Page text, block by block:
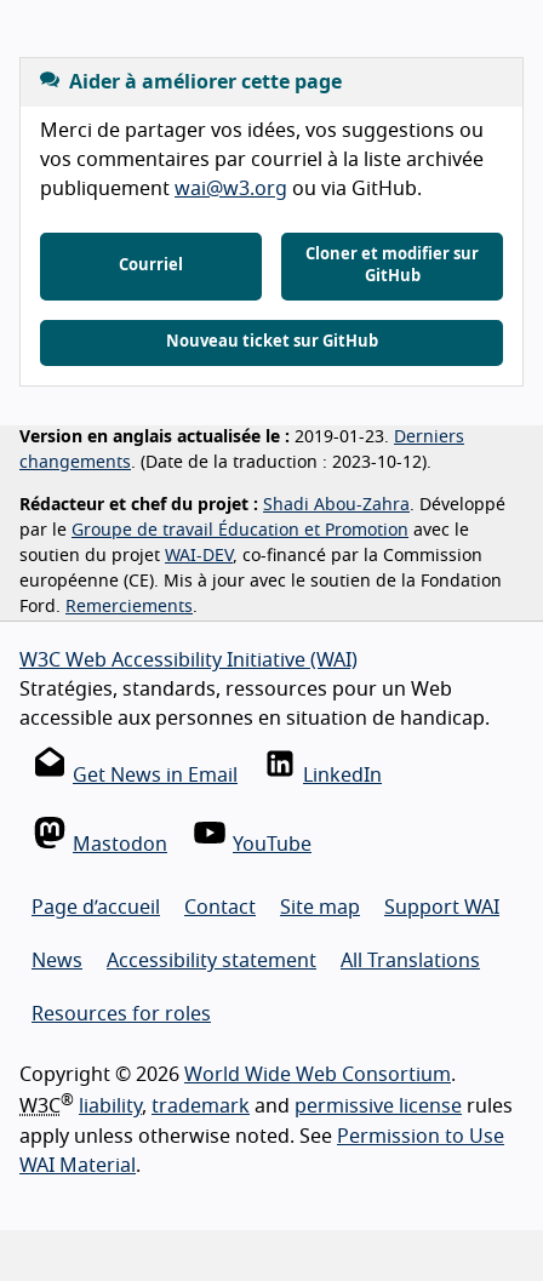
Aider à améliorer cette page
Merci de partager vos idées, vos suggestions ou
vos commentaires par courriel à la liste archivée
publiquement wai@w3.org ou via GitHub.
Courriel
Cloner et modifier sur
GitHub
Nouveau ticket sur GitHub
Version en anglais actualisée le : 2019-01-23. Derniers
changements. (Date de la traduction : 2023-10-12).
Rédacteur et chef du projet : Shadi Abou-Zahra. Développé
par le Groupe de travail Éducation et Promotion avec le
soutien du projet WAI-DEV, co-financé par la Commission
européenne (CE). Mis à jour avec le soutien de la Fondation
Ford. Remerciements.
W3C Web Accessibility Initiative (WAI)
Stratégies, standards, ressources pour un Web
accessible aux personnes en situation de handicap.
Get News in Email LinkedIn
Mastodon YouTube
Page d’accueil Contact Site map Support WAI
News Accessibility statement All Translations
Resources for roles
Copyright © 2026 World Wide Web Consortium.
W3C® liability, trademark and permissive license rules
apply unless otherwise noted. See Permission to Use
WAI Material .